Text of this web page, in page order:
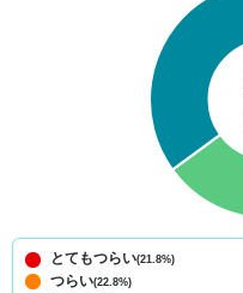
とてもつらい(21.8%)
つらい(22.8%)